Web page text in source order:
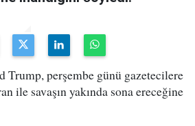
Trump, perşembe günü gazetecilere
ile savaşın yakında sona ereceğine